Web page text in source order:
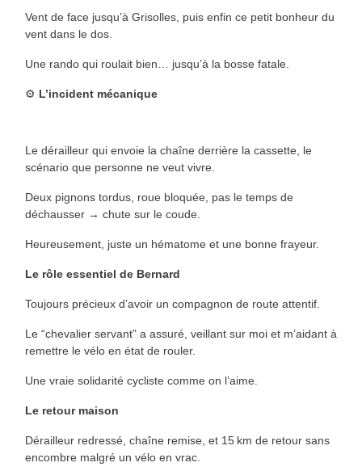
Vent de face jusqu’à Grisolles, puis enfin ce petit bonheur du
vent dans le dos.
Une rando qui roulait bien… jusqu’à la bosse fatale.
⚙️ L’incident mécanique
Le dérailleur qui envoie la chaîne derrière la cassette, le
scénario que personne ne veut vivre.
Deux pignons tordus, roue bloquée, pas le temps de
déchausser → chute sur le coude.
Heureusement, juste un hématome et une bonne frayeur.
Le rôle essentiel de Bernard
Toujours précieux d’avoir un compagnon de route attentif.
Le “chevalier servant” a assuré, veillant sur moi et m’aidant à
remettre le vélo en état de rouler.
Une vraie solidarité cycliste comme on l’aime.
Le retour maison
Dérailleur redressé, chaîne remise, et 15 km de retour sans
encombre malgré un vélo en vrac.